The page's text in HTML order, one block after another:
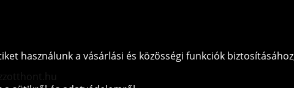
használunk a vásárlási és közösségi funkciók